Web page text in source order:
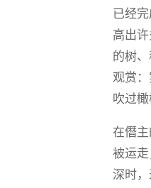
已经
高出
的树
观赏
吹过
在僭
被运
深时